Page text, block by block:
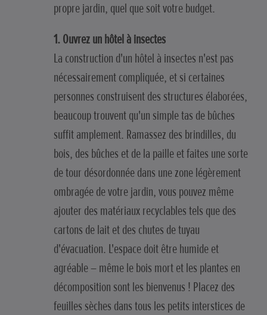
propre jardin, quel que soit votre budget.
1. Ouvrez un hôtel à insectes
La construction d'un hôtel à insectes n'est pas
nécessairement compliquée, et si certaines
personnes construisent des structures élaborées,
beaucoup trouvent qu'un simple tas de bûches
suffit amplement. Ramassez des brindilles, du
bois, des bûches et de la paille et faites une sorte
de tour désordonnée dans une zone légèrement
ombragée de votre jardin, vous pouvez même
ajouter des matériaux recyclables tels que des
cartons de lait et des chutes de tuyau
d'évacuation. L'espace doit être humide et
agréable – même le bois mort et les plantes en
décomposition sont les bienvenus ! Placez des
feuilles sèches dans tous les petits interstices de